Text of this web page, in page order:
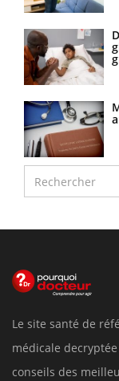
Le site santé de
médicale
conseils des